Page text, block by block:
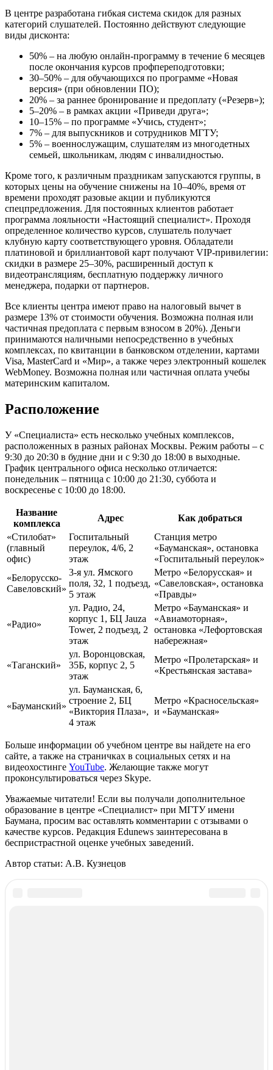
В центре разработана гибкая система скидок для разных
категорий слушателей. Постоянно действуют следующие
виды дисконта:
50% – на любую онлайн-программу в течение 6 месяцев
после окончания курсов профпереподготовки;
30–50% – для обучающихся по программе «Новая
версия» (при обновлении ПО);
20% – за раннее бронирование и предоплату («Резерв»);
5–20% – в рамках акции «Приведи друга»;
10–15% – по программе «Учись, студент»;
7% – для выпускников и сотрудников МГТУ;
5% – военнослужащим, слушателям из многодетных
семьей, школьникам, людям с инвалидностью.
Кроме того, к различным праздникам запускаются группы, в
которых цены на обучение снижены на 10–40%, время от
времени проходят разовые акции и публикуются
спецпредложения. Для постоянных клиентов работает
программа лояльности «Настоящий специалист». Проходя
определенное количество курсов, слушатель получает
клубную карту соответствующего уровня. Обладатели
платиновой и бриллиантовой карт получают VIP-привилегии:
скидки в размере 25–30%, расширенный доступ к
видеотрансляциям, бесплатную поддержку личного
менеджера, подарки от партнеров.
Все клиенты центра имеют право на налоговый вычет в
размере 13% от стоимости обучения. Возможна полная или
частичная предоплата с первым взносом в 20%). Деньги
принимаются наличными непосредственно в учебных
комплексах, по квитанции в банковском отделении, картами
Visa, MasterCard и «Мир», а также через электронный кошелек
WebMoney. Возможна полная или частичная оплата учебы
материнским капиталом.
Расположение
У «Специалиста» есть несколько учебных комплексов,
расположенных в разных районах Москвы. Режим работы – с
9:30 до 20:30 в будние дни и с 9:30 до 18:00 в выходные.
График центрального офиса несколько отличается:
понедельник – пятница с 10:00 до 21:30, суббота и
воскресенье с 10:00 до 18:00.
Название
комплекса
Адрес
Как добраться
«Стилобат»
(главный
офис)
Госпитальный
переулок, 4/6, 2
этаж
Станция метро
«Бауманская», остановка
«Госпитальный переулок»
«Белорусско-
Савеловский»
3-я ул. Ямского
поля, 32, 1 подъезд,
5 этаж
Метро «Белорусская» и
«Савеловская», остановка
«Правды»
«Радио»
ул. Радио, 24,
корпус 1, БЦ Jauza
Tower, 2 подъезд, 2
этаж
Метро «Бауманская» и
«Авиамоторная»,
остановка «Лефортовская
набережная»
«Таганский»
ул. Воронцовская,
35Б, корпус 2, 5
этаж
Метро «Пролетарская» и
«Крестьянская застава»
«Бауманский»
ул. Бауманская, 6,
строение 2, БЦ
«Виктория Плаза»,
4 этаж
Метро «Красносельская»
и «Бауманская»
Больше информации об учебном центре вы найдете на его
сайте, а также на страничках в социальных сетях и на
видеохостинге YouTube. Желающие также могут
проконсультироваться через Skype.
Уважаемые читатели! Если вы получали дополнительное
образование в центре «Специалист» при МГТУ имени
Баумана, просим вас оставлять комментарии с отзывами о
качестве курсов. Редакция Edunews заинтересована в
беспристрастной оценке учебных заведений.
Автор статьи: А.В. Кузнецов